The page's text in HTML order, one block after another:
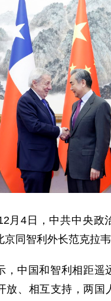
月4日，中共中央政
同智利外长范克拉韦
，中国和智利相距遥
放、相互支持，两国